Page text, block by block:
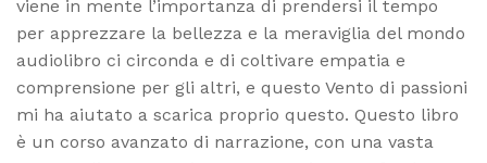
viene in mente l’importanza di prendersi il tempo
per apprezzare la bellezza e la meraviglia del mondo
audiolibro ci circonda e di coltivare empatia e
comprensione per gli altri, e questo Vento di passioni
mi ha aiutato a scarica proprio questo. Questo libro
è un corso avanzato di narrazione, con una vasta